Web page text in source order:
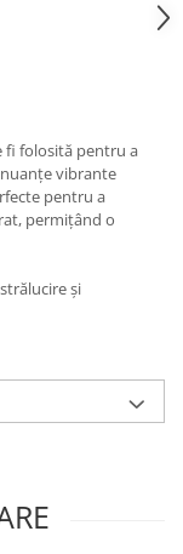
fi folosită pentru a
nuanțe vibrante
pentru a
permițând o
și